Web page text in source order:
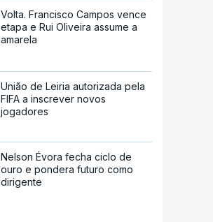
Volta. Francisco Campos vence
etapa e Rui Oliveira assume a
amarela
União de Leiria autorizada pela
FIFA a inscrever novos
jogadores
Nelson Évora fecha ciclo de
ouro e pondera futuro como
dirigente